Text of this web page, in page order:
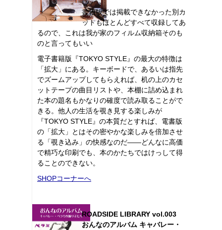
書籍版では掲載できなかった別カ
ットもほとんどすべて収録してあ
るので、これは我が家のフィルム収納箱そのも
のと言ってもいい
電子書籍版『TOKYO STYLE』の最大の特徴は
「拡大」にある。キーボードで、あるいは指先
でズームアップしてもらえれば、机の上のカセ
ットテープの曲目リストや、本棚に詰め込まれ
た本の題名もかなりの確度で読み取ることがで
きる。他人の生活を覗き見する楽しみが
『TOKYO STYLE』の本質だとすれば、電書版
の「拡大」とはその密やかな楽しみを倍加させ
る「覗き込み」の快感なのだ――どんなに高価
で精巧な印刷でも、本のかたちではけっして得
ることのできない。
SHOPコーナーへ
ROADSIDE LIBRARY vol.003
おんなのアルバム キャバレー・